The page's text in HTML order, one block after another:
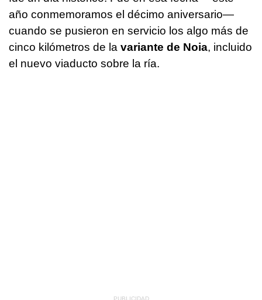
año conmemoramos el décimo aniversario—
cuando se pusieron en servicio los algo más de
cinco kilómetros de la variante de Noia, incluido
el nuevo viaducto sobre la ría.